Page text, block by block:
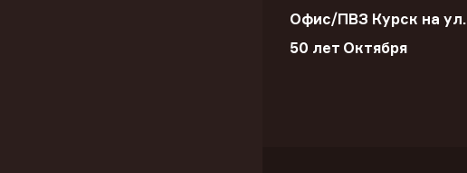
Офис/ПВЗ Курск на ул.
50 лет Октября